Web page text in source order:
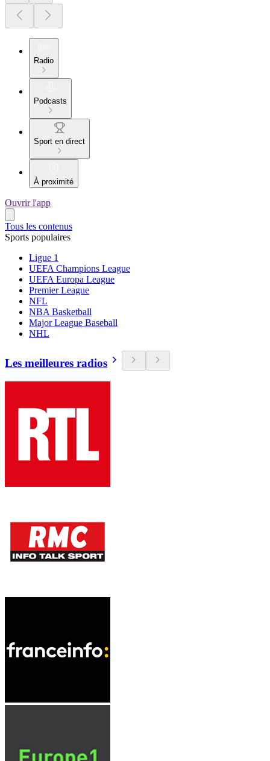
Radio
Podcasts
Sport en direct
À proximité
Ouvrir l'app
Tous les contenus
Sports populaires
Ligue 1
UEFA Champions League
UEFA Europa League
Premier League
NFL
NBA Basketball
Major League Baseball
NHL
Les meilleures radios